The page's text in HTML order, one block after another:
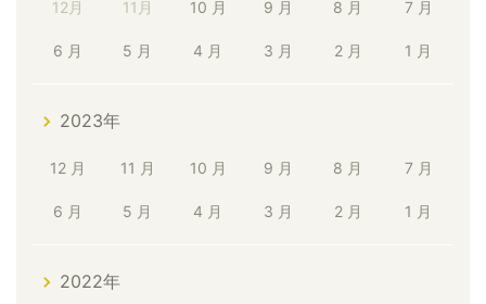
12月 11月 10 月 9 月 8 月 7 月
6 月 5 月 4 月 3 月 2 月 1 月
2023年
12 月 11 月 10 月 9 月 8 月 7 月
6 月 5 月 4 月 3 月 2 月 1 月
2022年